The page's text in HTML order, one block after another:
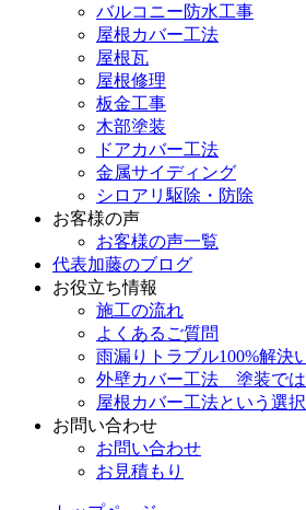
バルコニー防水工事
屋根カバー工法
屋根瓦
屋根修理
板金工事
木部塗装
ドアカバー工法
金属サイディング
シロアリ駆除・防除
お客様の声
お客様の声一覧
代表加藤のブログ
お役立ち情報
施工の流れ
よくあるご質問
雨漏りトラブル100%解決
外壁カバー工法 塗装では
屋根カバー工法という選
お問い合わせ
お問い合わせ
お見積もり